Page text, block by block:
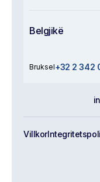
Belgjikë
Bruksel+32 2 342
Villkor